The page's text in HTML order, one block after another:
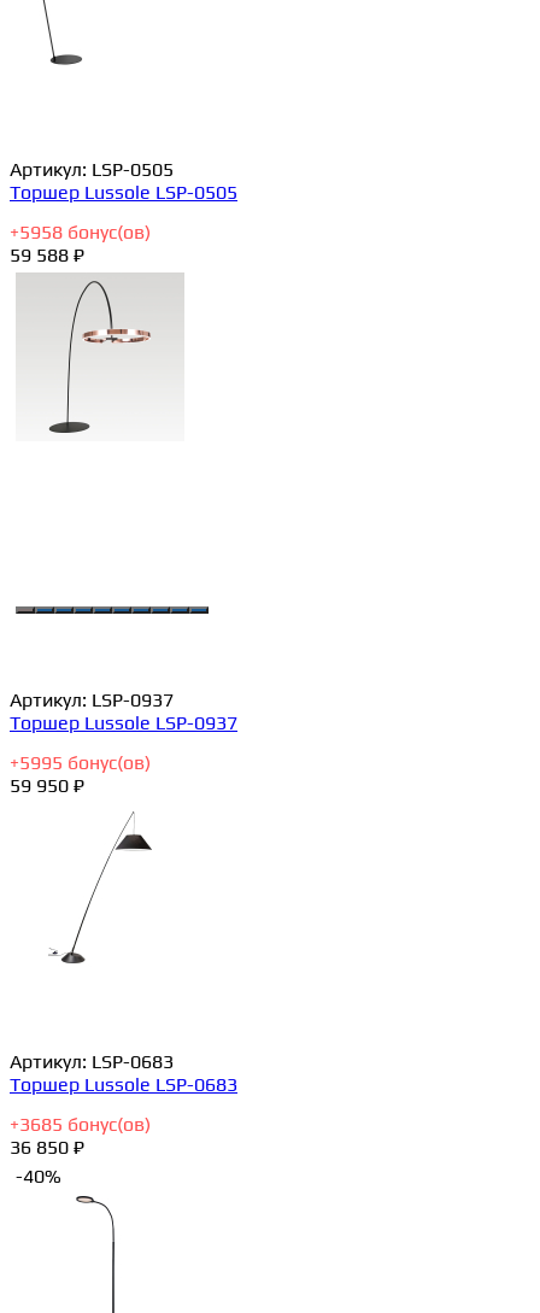
Артикул: LSP-0505
Торшер Lussole LSP-0505
+5958 бонус(ов)
59 588 ₽
Артикул: LSP-0937
Торшер Lussole LSP-0937
+5995 бонус(ов)
59 950 ₽
Артикул: LSP-0683
Торшер Lussole LSP-0683
+3685 бонус(ов)
36 850 ₽
-40%